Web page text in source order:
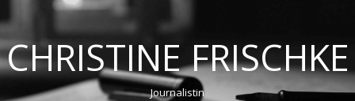
CHRISTINE FRISCHKE
Journalistin